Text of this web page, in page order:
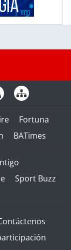
Fortuna
BATimes
Sport Buzz